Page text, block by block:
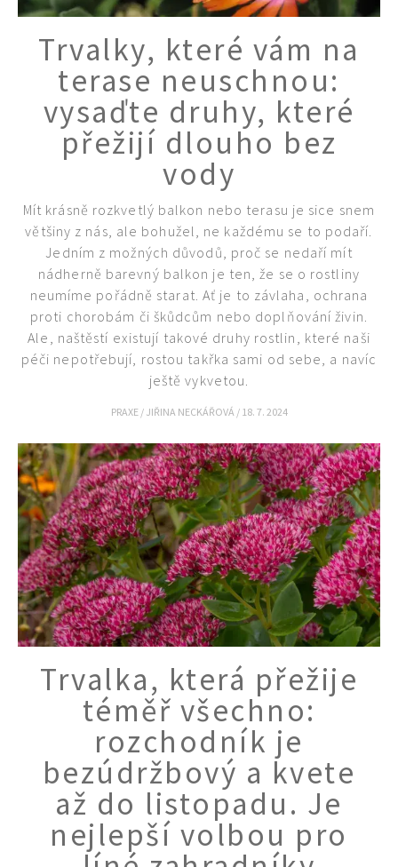
Naše krásná zahrada
Trvalky, které vám na
terase neuschnou:
vysaďte druhy, které
přežijí dlouho bez
vody
Mít krásně rozkvetlý balkon nebo terasu je sice snem
většiny z nás, ale bohužel, ne každému se to podaří.
Jedním z možných důvodů, proč se nedaří mít
nádherně barevný balkon je ten, že se o rostliny
neumíme pořádně starat. Ať je to závlaha, ochrana
proti chorobám či škůdcům nebo doplňování živin.
Ale, naštěstí existují takové druhy rostlin, které naši
péči nepotřebují, rostou takřka sami od sebe, a navíc
ještě vykvetou.
PRAXE / JIŘINA NECKÁŘOVÁ / 18. 7. 2024
Trvalka, která přežije
téměř všechno:
rozchodník je
bezúdržbový a kvete
až do listopadu. Je
nejlepší volbou pro